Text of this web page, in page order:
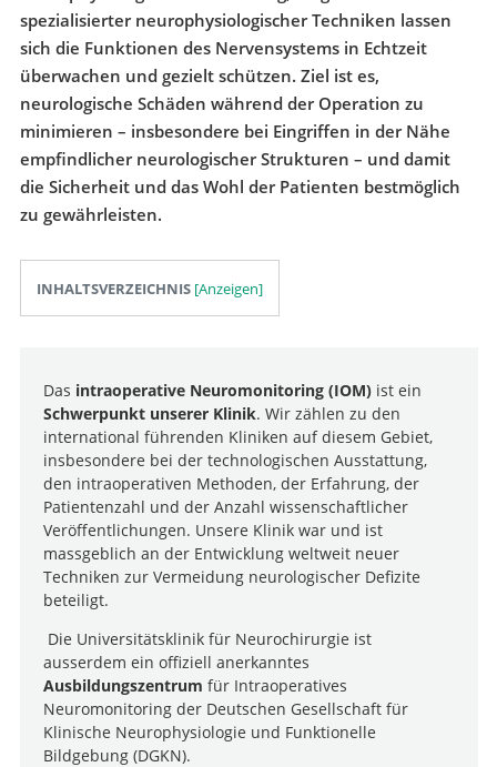
spezialisierter neurophysiologischer Techniken lassen
sich die Funktionen des Nervensystems in Echtzeit
überwachen und gezielt schützen. Ziel ist es,
neurologische Schäden während der Operation zu
minimieren – insbesondere bei Eingriffen in der Nähe
empfindlicher neurologischer Strukturen – und damit
die Sicherheit und das Wohl der Patienten bestmöglich
zu gewährleisten.
INHALTSVERZEICHNIS
Das intraoperative Neuromonitoring (IOM)ist ein
Schwerpunkt unserer Klinik. Wir zählen zu den
international führenden Kliniken auf diesem Gebiet,
insbesondere bei der technologischen Ausstattung,
den intraoperativen Methoden, der Erfahrung, der
Patientenzahl und der Anzahl wissenschaftlicher
Veröffentlichungen. Unsere Klinik war und ist
massgeblich an der Entwicklung weltweit neuer
Techniken zur Vermeidung neurologischer Defizite
beteiligt.
Die Universitätsklinik für Neurochirurgie ist
ausserdem ein offiziell anerkanntes
Ausbildungszentrum für Intraoperatives
Neuromonitoring der Deutschen Gesellschaft für
Klinische Neurophysiologie und Funktionelle
Bildgebung (DGKN).